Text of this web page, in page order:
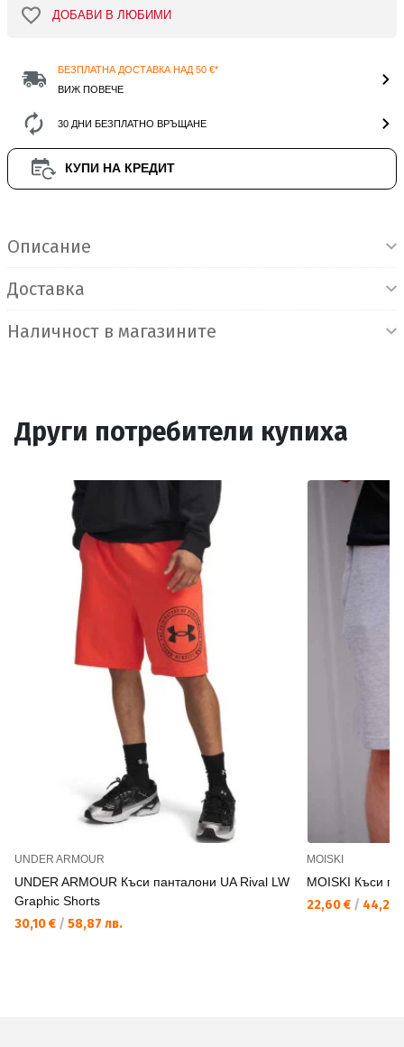
ДОБАВИ В ЛЮБИМИ
БЕЗПЛАТНА ДОСТАВКА НАД 50 €*
ВИЖ ПОВЕЧЕ
30 ДНИ БЕЗПЛАТНО ВРЪЩАНЕ
КУПИ НА КРЕДИТ
Описание
Доставка
Наличност в магазините
Други потребители купиха
UNDER ARMOUR
UNDER ARMOUR Къси панталони UA Rival LW
Graphic Shorts
30,10 € / 58,87 лв.
MOISKI
MOISKI Къси
22,60 € / 44,20